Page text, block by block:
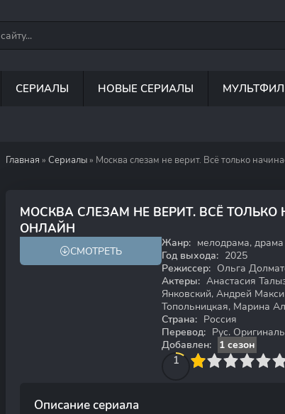
СЕРИАЛЫ НОВЫЕ СЕРИАЛЫ
Главная » Сериалы » Москва слезам не верит. Всё только
МОСКВА СЛЕЗАМ НЕ ВЕРИТ. ВСЁ ТОЛЬКО
ОНЛАЙН
6.6
СМОТРЕТЬ
Жанр: мелодрама, драма
Год выхода: 2025
Режиссер: Ольга
Актеры: Анастасия
Янковский, Андрей
Топольницкая, Марина
Страна: Россия
Перевод: Рус.
Добавлен:
1 сезон
1
4 6 7 8 9 10
Описание сериала